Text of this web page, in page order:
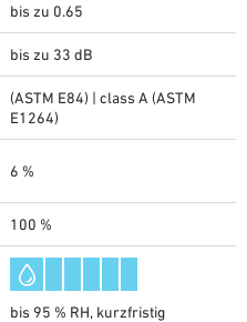
bis zu 0.65
bis zu 33 dB
(ASTM E84) | class A (ASTM
E1264)
6 %
100 %
bis 95 % RH, kurzfristig